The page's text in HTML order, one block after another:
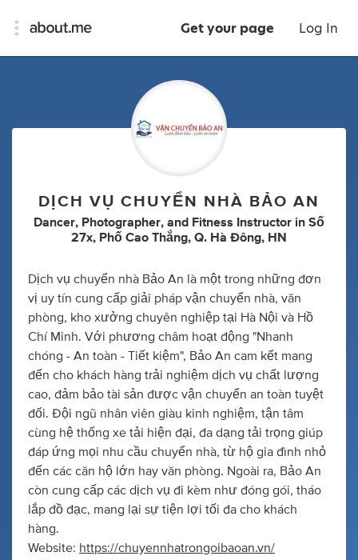
Get your page Log In
DỊCH VỤ CHUYỂN NHÀ BẢO AN
Dancer, Photographer, and Fitness Instructor in Số
27x, Phố Cao Thắng, Q. Hà Đông, HN
Dịch vụ chuyển nhà Bảo An là một trong những đơn
vị uy tín cung cấp giải pháp vận chuyển nhà, văn
phòng, kho xưởng chuyên nghiệp tại Hà Nội và Hồ
Chí Minh. Với phương châm hoạt động "Nhanh
chóng - An toàn - Tiết kiệm", Bảo An cam kết mang
đến cho khách hàng trải nghiệm dịch vụ chất lượng
cao, đảm bảo tài sản được vận chuyển an toàn tuyệt
đối. Đội ngũ nhân viên giàu kinh nghiệm, tận tâm
cùng hệ thống xe tải hiện đại, đa dạng tải trọng giúp
đáp ứng mọi nhu cầu chuyển nhà, từ hộ gia đình nhỏ
đến các căn hộ lớn hay văn phòng. Ngoài ra, Bảo An
còn cung cấp các dịch vụ đi kèm như đóng gói, tháo
lắp đồ đạc, mang lại sự tiện lợi tối đa cho khách
hàng.
Website: https://chuyennhatrongoibaoan.vn/